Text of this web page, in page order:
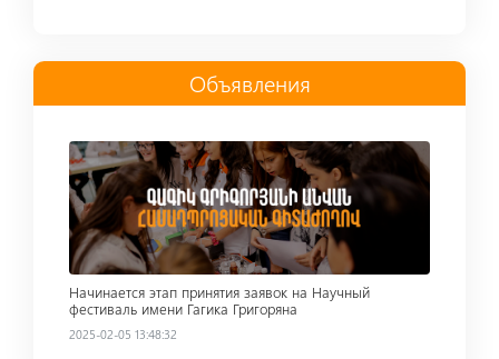
Объявления
Read more
Начинается этап принятия заявок на Научный
фестиваль имени Гагика Григоряна
2025-02-05 13:48:32